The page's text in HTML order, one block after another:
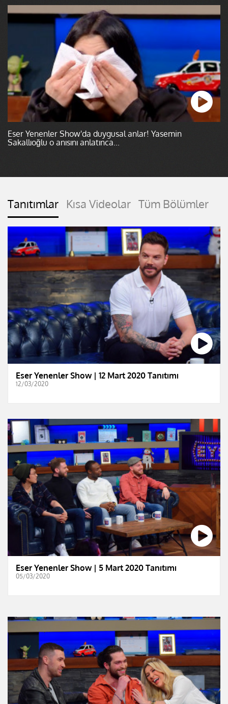
Eser Yenenler Show'da duygusal anlar! Yasemin
Sakallıoğlu o anısını anlatınca...
Tanıtımlar Kısa Videolar Tüm Bölümler
Eser Yenenler Show | 12 Mart 2020 Tanıtımı
12/03/2020
Eser Yenenler Show | 5 Mart 2020 Tanıtımı
05/03/2020